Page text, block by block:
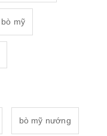
bò mỹ
bò mỹ nướng